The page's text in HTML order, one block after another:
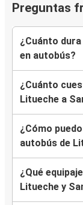
Preguntas
¿Cuánto
en autobús?
¿Cuánto
Litueche a
¿Cómo
autobús de
¿Qué
Litueche y